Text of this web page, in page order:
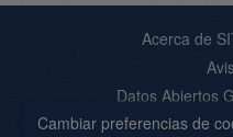
Cambiar preferencias de
Acerca de
Datos Abiertos